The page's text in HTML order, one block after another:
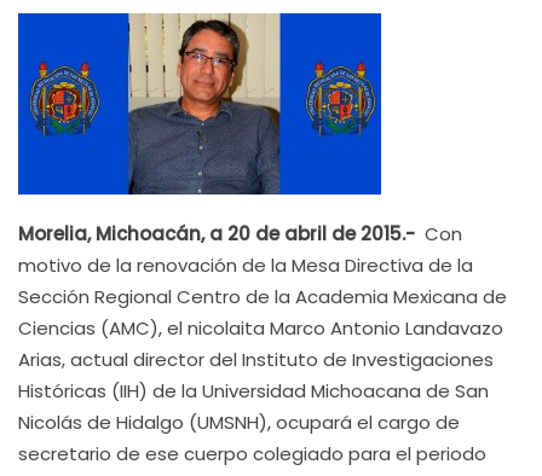
Morelia, Michoacán, a 20 de abril de 2015.- Con
motivo de la renovación de la Mesa Directiva de la
Sección Regional Centro de la Academia Mexicana de
Ciencias (AMC), el nicolaita Marco Antonio Landavazo
Arias, actual director del Instituto de Investigaciones
Históricas (IIH) de la Universidad Michoacana de San
Nicolás de Hidalgo (UMSNH), ocupará el cargo de
secretario de ese cuerpo colegiado para el periodo